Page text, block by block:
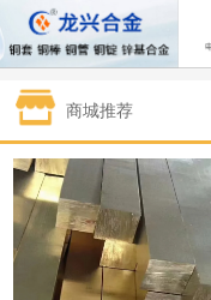
1#镍
1#白银
钯金
1#钴
1#锑
2#锑
商城推荐